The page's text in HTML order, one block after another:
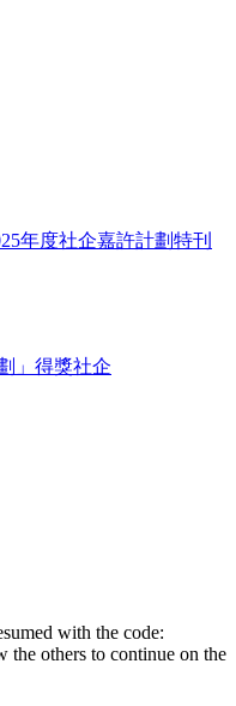
年度社企嘉許計劃特刊
」得獎社企
with the code:
the others to continue on the